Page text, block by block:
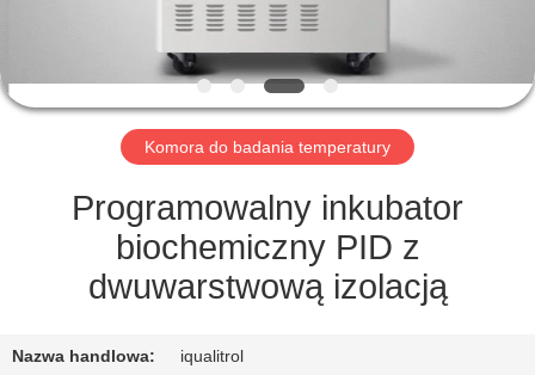
FABRYCE
KONTROLA
JAKOŚCI
SITEMAP
POLICY
Komora do badania temperatury
Programowalny inkubator
biochemiczny PID z
dwuwarstwową izolacją
Nazwa handlowa: iqualitrol